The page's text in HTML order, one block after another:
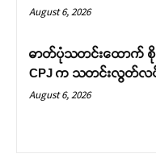
August 6, 2026
ဓာတ်ပုံသတင်းထောက်
CPJ က သတင်းလွတ်လပ်
August 6, 2026